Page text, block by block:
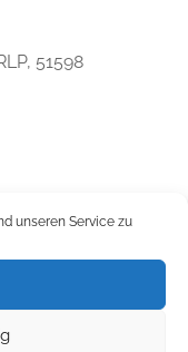
unseren Service zu
51598